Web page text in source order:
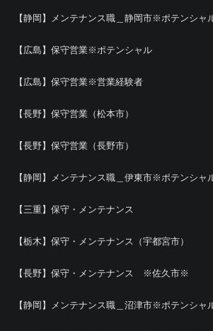
【静岡】メンテナンス職＿静岡市※ポテンシャ
【広島】保守営業※ポテンシャル
【広島】保守営業※営業経験者
【長野】保守営業（松本市）
【長野】保守営業（長野市）
【静岡】メンテナンス職＿伊東市※ポテンシャ
【三重】保守・メンテナンス
【栃木】保守・メンテナンス（宇都宮市）
【長野】保守・メンテナンス ※佐久市※
【静岡】メンテナンス職＿沼津市※ポテンシャ